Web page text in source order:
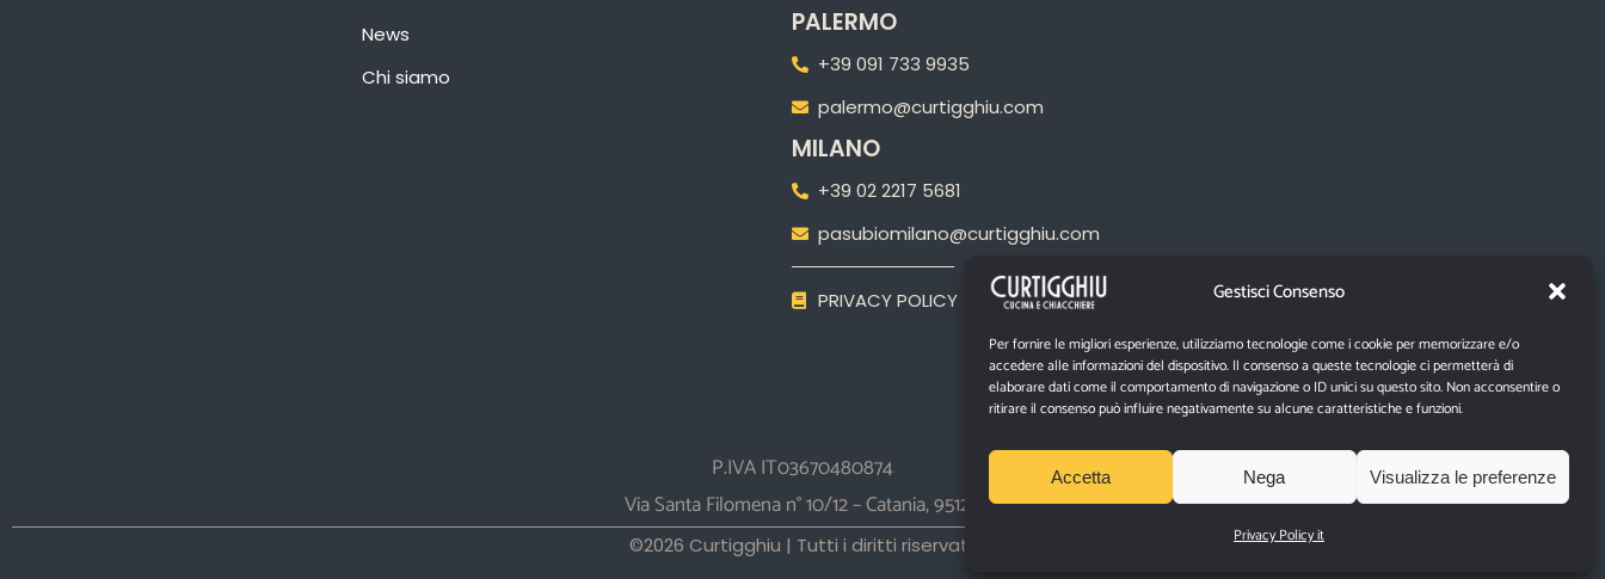
Gestisci Consenso
Per fornire le migliori esperienze, utilizziamo tecnologie come i cookie per memorizzare e/o
accedere alle informazioni del dispositivo. Il consenso a queste tecnologie ci permetterà di
elaborare dati come il comportamento di navigazione o ID unici su questo sito. Non acconsentire o
ritirare il consenso può influire negativamente su alcune caratteristiche e funzioni.
Accetta Nega Visualizza le preferenze
Privacy Policy it
News
Chi siamo
PALERMO
+39 091 733 9935
palermo@curtigghiu.com
MILANO
‎+39 02 2217 5681
pasubiomilano@curtigghiu.com
PRIVACY POLICY
P.IVA IT03670480874
Via Santa Filomena n° 10/12 – Catania, 95129
©2026 Curtigghiu | Tutti i diritti riservati.